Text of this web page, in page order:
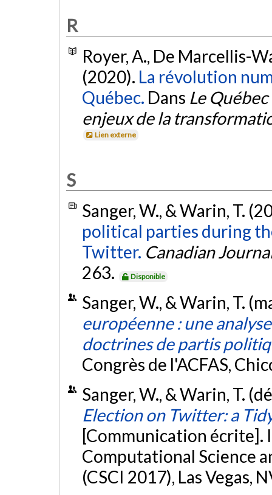
R
Royer, A., De Marcellis-
(2020). La révolution
Québec. Dans Le
enjeux de la
Lien externe
S
Sanger, W., & Warin, T.
political parties during
Twitter. Canadian
263.
Disponible
Sanger, W., & Warin, T.
européenne : une
doctrines de partis
Congrès de l'ACFAS,
Sanger, W., & Warin, T.
Election on Twitter: a
[Communication
Computational Science
(CSCI 2017), Las Vegas,